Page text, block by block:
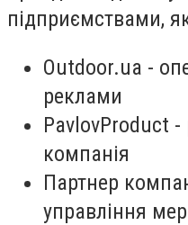
підприємствами,
Outdoor.ua -
реклами
PavlovProduct
компанія
Партнер
управління